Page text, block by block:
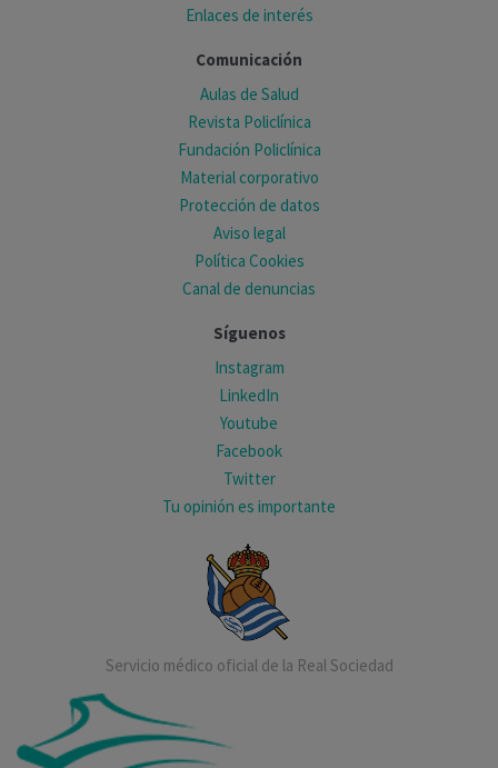
Enlaces de interés
Comunicación
Aulas de Salud
Revista Policlínica
Fundación Policlínica
Material corporativo
Protección de datos
Aviso legal
Política Cookies
Canal de denuncias
Síguenos
Instagram
LinkedIn
Youtube
Facebook
Twitter
Tu opinión es importante
Servicio médico oficial de la Real Sociedad